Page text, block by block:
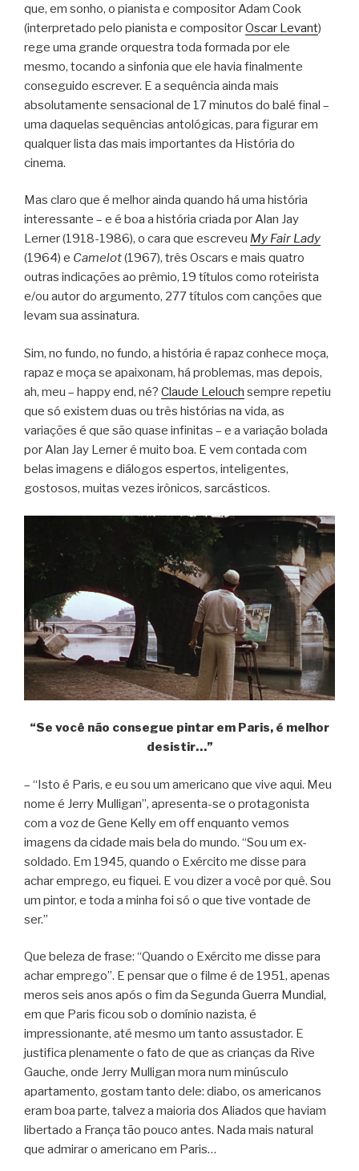
que, em sonho, o pianista e compositor Adam Cook
(interpretado pelo pianista e compositorOscar Levant)
rege uma grande orquestra toda formada por ele
mesmo, tocando a sinfonia que ele havia finalmente
conseguido escrever. E a sequência ainda mais
absolutamente sensacional de 17 minutos do balé final –
uma daquelas sequências antológicas, para figurar em
qualquer lista das mais importantes da História do
cinema.
Mas claro que é melhor ainda quando há uma história
interessante – e é boa a história criada por Alan Jay
Lerner (1918-1986), o cara que escreveu My Fair Lady
(1964) e Camelot(1967), três Oscars e mais quatro
outras indicações ao prêmio, 19 títulos como roteirista
e/ou autor do argumento, 277 títulos com canções que
levam sua assinatura.
Sim, no fundo, no fundo, a história é rapaz conhece moça,
rapaz e moça se apaixonam, há problemas, mas depois,
ah, meu – happy end, né? Claude Lelouch sempre repetiu
que só existem duas ou três histórias na vida, as
variações é que são quase infinitas – e a variação bolada
por Alan Jay Lerner é muito boa. E vem contada com
belas imagens e diálogos espertos, inteligentes,
gostosos, muitas vezes irônicos, sarcásticos.
“Se você não consegue pintar em Paris, é melhor
desistir…”
– “Isto é Paris, e eu sou um americano que vive aqui. Meu
nome é Jerry Mulligan”, apresenta-se o protagonista
com a voz de Gene Kelly em off enquanto vemos
imagens da cidade mais bela do mundo. “Sou um ex-
soldado. Em 1945, quando o Exército me disse para
achar emprego, eu fiquei. E vou dizer a você por quê. Sou
um pintor, e toda a minha foi só o que tive vontade de
ser.”
Que beleza de frase: “Quando o Exército me disse para
achar emprego”. E pensar que o filme é de 1951, apenas
meros seis anos após o fim da Segunda Guerra Mundial,
em que Paris ficou sob o domínio nazista, é
impressionante, até mesmo um tanto assustador. E
justifica plenamente o fato de que as crianças da Rive
Gauche, onde Jerry Mulligan mora num minúsculo
apartamento, gostam tanto dele: diabo, os americanos
eram boa parte, talvez a maioria dos Aliados que haviam
libertado a França tão pouco antes. Nada mais natural
que admirar o americano em Paris…